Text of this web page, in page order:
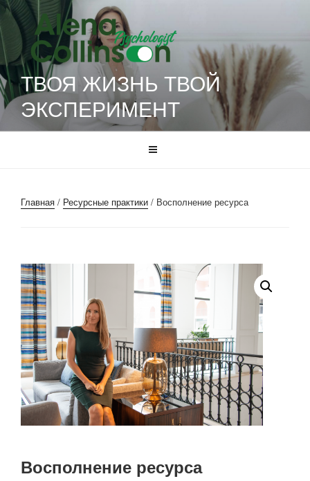
Перейти
к
содержимому
ТВОЯ ЖИЗНЬ ТВОЙ
ЭКСПЕРИМЕНТ
Главная / Ресурсные практики / Восполнение ресурса
Восполнение ресурса